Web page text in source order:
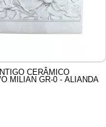
CERÂMICO
MILIAN GR-0 - ALIANDA